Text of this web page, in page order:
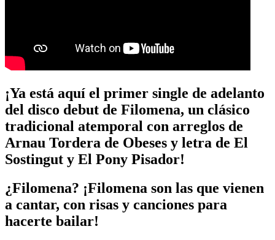
¡Ya está aquí el primer single de adelanto
del disco debut de Filomena, un clásico
tradicional atemporal con arreglos de
Arnau Tordera de Obeses y letra de El
Sostingut y El Pony Pisador!
¿Filomena? ¡Filomena son las que vienen
a cantar, con risas y canciones para
hacerte bailar!